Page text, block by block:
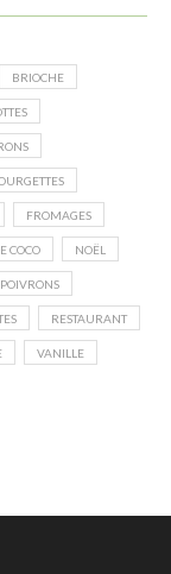
BRIOCHE
FROMAGES
COCO NOËL
POIVRONS
RESTAURANT
VANILLE